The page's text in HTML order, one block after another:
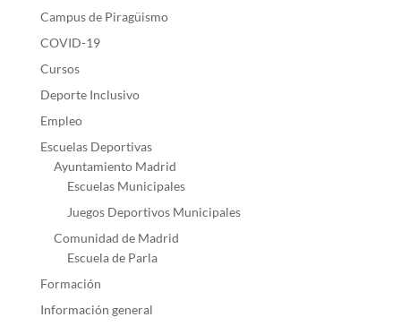
Campus de Piragüismo
COVID-19
Cursos
Deporte Inclusivo
Empleo
Escuelas Deportivas
Ayuntamiento Madrid
Escuelas Municipales
Juegos Deportivos Municipales
Comunidad de Madrid
Escuela de Parla
Formación
Información general